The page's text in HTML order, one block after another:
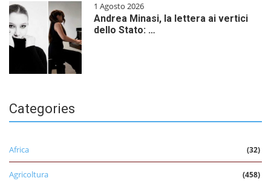
1 Agosto 2026
Andrea Minasi, la lettera ai vertici
dello Stato: …
Categories
Africa (32)
Agricoltura (458)